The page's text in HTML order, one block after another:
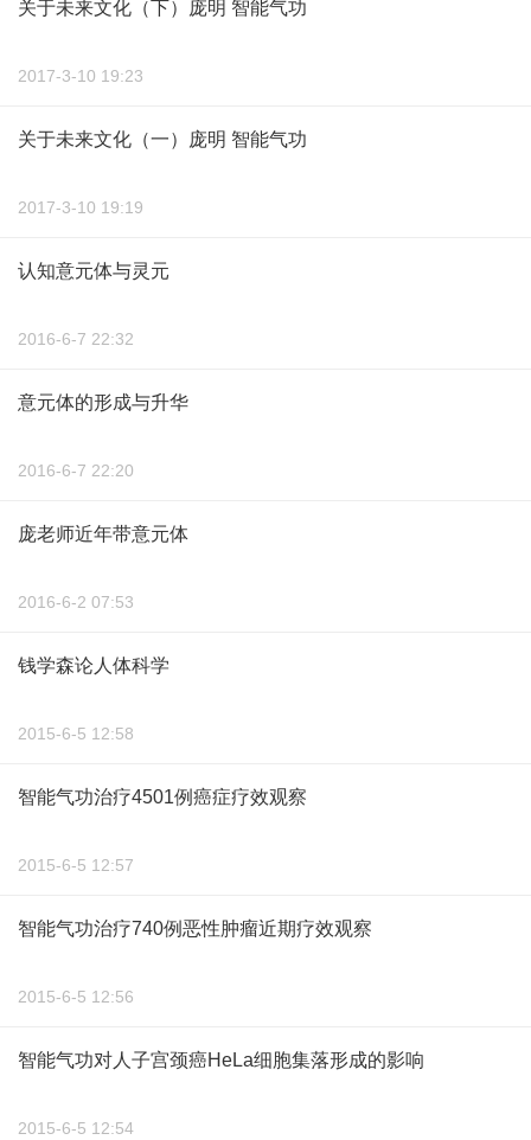
关于未来文化（下）庞明 智能气功
2017-3-10 19:23
关于未来文化（一）庞明 智能气功
2017-3-10 19:19
认知意元体与灵元
2016-6-7 22:32
意元体的形成与升华
2016-6-7 22:20
庞老师近年带意元体
2016-6-2 07:53
钱学森论人体科学
2015-6-5 12:58
智能气功治疗4501例癌症疗效观察
2015-6-5 12:57
智能气功治疗740例恶性肿瘤近期疗效观察
2015-6-5 12:56
智能气功对人子宫颈癌HeLa细胞集落形成的影响
2015-6-5 12:54